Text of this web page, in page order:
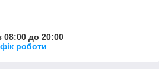
08:00 до 20:00
роботи